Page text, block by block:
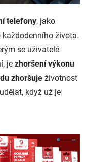
telefony, jako
života.
se uživatelé
je zhoršení výkonu
zhoršuje životnost
když už je